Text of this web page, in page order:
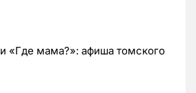
«Где мама?»: афиша томского